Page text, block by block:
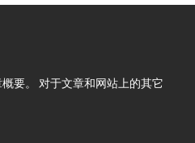
要。 对于文章和网站上的其它